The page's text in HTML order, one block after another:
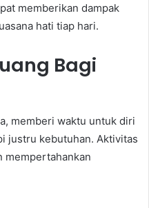
memberikan dampak
hati tiap hari.
Bagi
memberi waktu untuk diri
justru kebutuhan. Aktivitas
mempertahankan